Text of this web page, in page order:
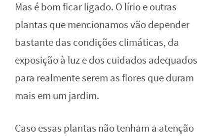
Mas é bom ficar ligado. O lírio e outras
plantas que mencionamos vão depender
bastante das condições climáticas, da
exposição à luz e dos cuidados adequados
para realmente serem as flores que duram
mais em um jardim.
Caso essas plantas não tenham a atenção